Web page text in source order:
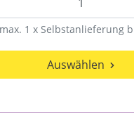
1 x Selbstanlieferung
Auswählen